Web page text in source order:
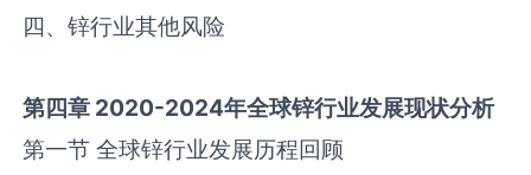
四、‌锌‌行业其他风险
第四章 2020-2024年全球锌行业发展现状分析
第一节 全球‌锌‌行业发展历程回顾